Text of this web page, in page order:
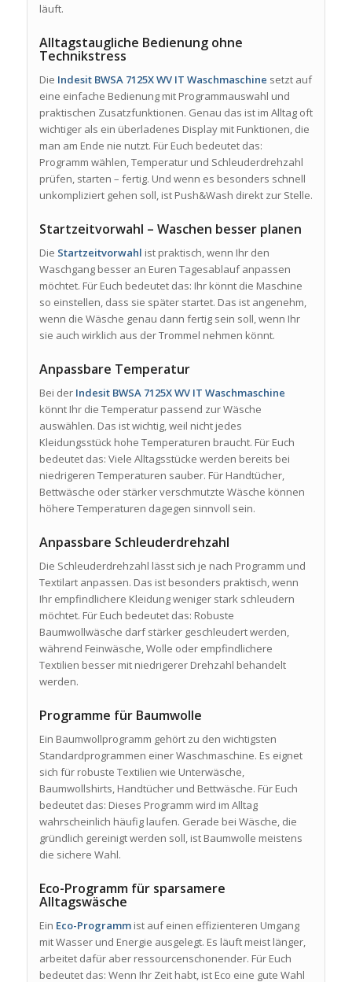
läuft.
Alltagstaugliche Bedienung ohne
Technikstress
Die Indesit BWSA 7125X WV IT Waschmaschine setzt auf
eine einfache Bedienung mit Programmauswahl und
praktischen Zusatzfunktionen. Genau das ist im Alltag oft
wichtiger als ein überladenes Display mit Funktionen, die
man am Ende nie nutzt. Für Euch bedeutet das:
Programm wählen, Temperatur und Schleuderdrehzahl
prüfen, starten – fertig. Und wenn es besonders schnell
unkompliziert gehen soll, ist Push&Wash direkt zur Stelle.
Startzeitvorwahl – Waschen besser planen
Die Startzeitvorwahl ist praktisch, wenn Ihr den
Waschgang besser an Euren Tagesablauf anpassen
möchtet. Für Euch bedeutet das: Ihr könnt die Maschine
so einstellen, dass sie später startet. Das ist angenehm,
wenn die Wäsche genau dann fertig sein soll, wenn Ihr
sie auch wirklich aus der Trommel nehmen könnt.
Anpassbare Temperatur
Bei der Indesit BWSA 7125X WV IT Waschmaschine
könnt Ihr die Temperatur passend zur Wäsche
auswählen. Das ist wichtig, weil nicht jedes
Kleidungsstück hohe Temperaturen braucht. Für Euch
bedeutet das: Viele Alltagsstücke werden bereits bei
niedrigeren Temperaturen sauber. Für Handtücher,
Bettwäsche oder stärker verschmutzte Wäsche können
höhere Temperaturen dagegen sinnvoll sein.
Anpassbare Schleuderdrehzahl
Die Schleuderdrehzahl lässt sich je nach Programm und
Textilart anpassen. Das ist besonders praktisch, wenn
Ihr empfindlichere Kleidung weniger stark schleudern
möchtet. Für Euch bedeutet das: Robuste
Baumwollwäsche darf stärker geschleudert werden,
während Feinwäsche, Wolle oder empfindlichere
Textilien besser mit niedrigerer Drehzahl behandelt
werden.
Programme für Baumwolle
Ein Baumwollprogramm gehört zu den wichtigsten
Standardprogrammen einer Waschmaschine. Es eignet
sich für robuste Textilien wie Unterwäsche,
Baumwollshirts, Handtücher und Bettwäsche. Für Euch
bedeutet das: Dieses Programm wird im Alltag
wahrscheinlich häufig laufen. Gerade bei Wäsche, die
gründlich gereinigt werden soll, ist Baumwolle meistens
die sichere Wahl.
Eco-Programm für sparsamere
Alltagswäsche
Ein Eco-Programmist auf einen effizienteren Umgang
mit Wasser und Energie ausgelegt. Es läuft meist länger,
arbeitet dafür aber ressourcenschonender. Für Euch
bedeutet das: Wenn Ihr Zeit habt, ist Eco eine gute Wahl